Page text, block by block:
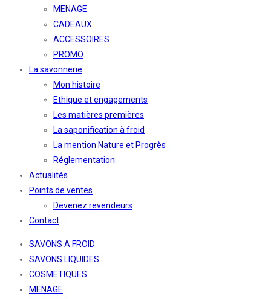
MENAGE
CADEAUX
ACCESSOIRES
PROMO
La savonnerie
Mon histoire
Ethique et engagements
Les matières premières
La saponification à froid
La mention Nature et Progrès
Réglementation
Actualités
Points de ventes
Devenez revendeurs
Contact
SAVONS A FROID
SAVONS LIQUIDES
COSMETIQUES
MENAGE